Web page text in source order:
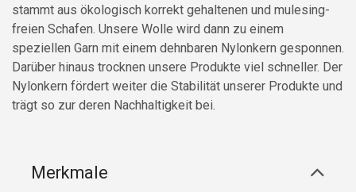
stammt aus ökologisch korrekt gehaltenen und mulesing-
freien Schafen. Unsere Wolle wird dann zu einem
speziellen Garn mit einem dehnbaren Nylonkern gesponnen.
Darüber hinaus trocknen unsere Produkte viel schneller. Der
Nylonkern fördert weiter die Stabilität unserer Produkte und
trägt so zur deren Nachhaltigkeit bei.
Merkmale